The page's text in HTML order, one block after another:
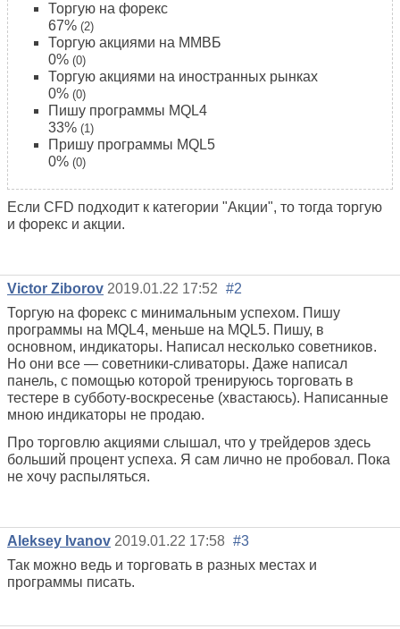
Торгую на форекс
67% (2)
Торгую акциями на ММВБ
0% (0)
Торгую акциями на иностранных рынках
0% (0)
Пишу программы MQL4
33% (1)
Пришу программы MQL5
0% (0)
Если CFD подходит к категории "Акции", то тогда торгую
и форекс и акции.
Victor Ziborov 2019.01.22 17:52 #2
Торгую на форекс с минимальным успехом. Пишу
программы на MQL4, меньше на MQL5. Пишу, в
основном, индикаторы. Написал несколько советников.
Но они все — советники-сливаторы. Даже написал
панель, с помощью которой тренируюсь торговать в
тестере в субботу-воскресенье (хвастаюсь). Написанные
мною индикаторы не продаю.
Про торговлю акциями слышал, что у трейдеров здесь
больший процент успеха. Я сам лично не пробовал. Пока
не хочу распыляться.
Aleksey Ivanov 2019.01.22 17:58 #3
Так можно ведь и торговать в разных местах и
программы писать.